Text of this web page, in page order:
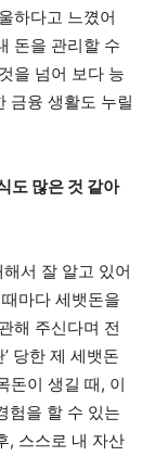
하다고 느꼈어
돈을 관리할 수
을 넘어 보다 능
금융 생활도 누릴
도 많은 것 같아
서 잘 알고 있어
마다 세뱃돈을
해 주신다며 전
당한 제 세뱃돈
돈이 생길 때, 이
험을 할 수 있는
, 스스로 내 자산